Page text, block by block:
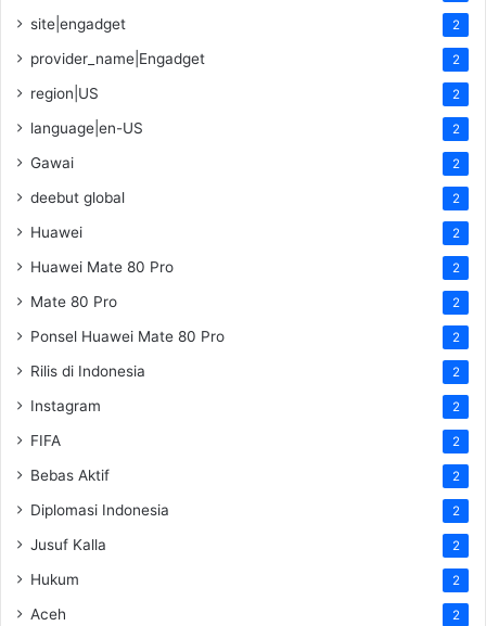
site|engadget 2
provider_name|Engadget 2
region|US 2
language|en-US 2
Gawai 2
deebut global 2
Huawei 2
Huawei Mate 80 Pro 2
Mate 80 Pro 2
Ponsel Huawei Mate 80 Pro 2
Rilis di Indonesia 2
Instagram 2
FIFA 2
Bebas Aktif 2
Diplomasi Indonesia 2
Jusuf Kalla 2
Hukum 2
Aceh 2